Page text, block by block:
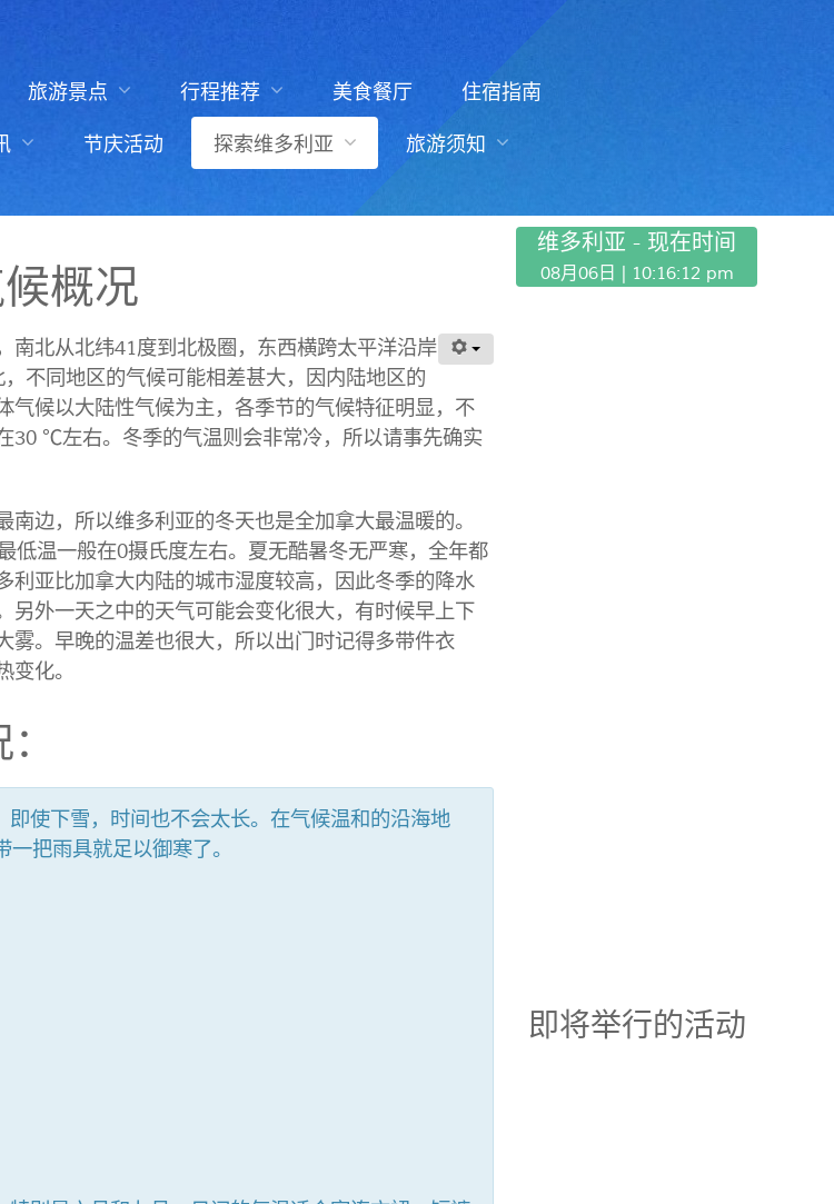
旅游景点 行程推荐 美食餐厅 住宿指南
节庆活动 探索维多利亚 旅游须知
概况
南北从北纬41度到北极圈，东西横跨太平洋沿岸
不同地区的气候可能相差甚大，因内陆地区的
气候以大陆性气候为主，各季节的气候特征明显，不
30 ℃左右。冬季的气温则会非常冷，所以请事先确实
边，所以维多利亚的冬天也是全加拿大最温暖的。
低温一般在0摄氏度左右。夏无酷暑冬无严寒，全年都
利亚比加拿大内陆的城市湿度较高，因此冬季的降水
另外一天之中的天气可能会变化很大，有时候早上下
雾。早晚的温差也很大，所以出门时记得多带件衣
化。
使下雪，时间也不会太长。在气候温和的沿海地
把雨具就足以御寒了。
维多利亚 - 现在时间
08月06日 | 10:16:12 pm
即将举行的活动